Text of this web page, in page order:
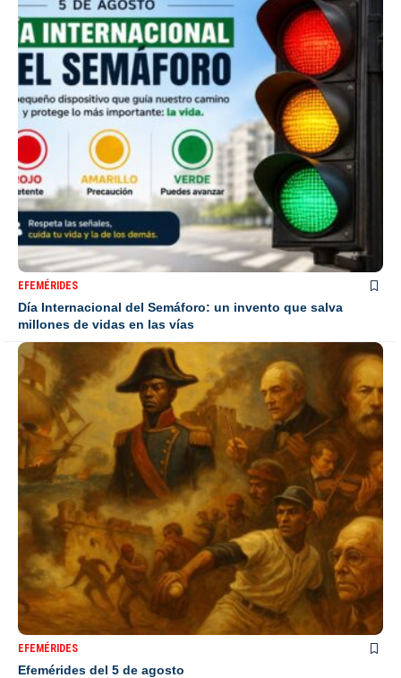
EFEMÉRIDES
Día Internacional del Semáforo: un invento que salva
millones de vidas en las vías
EFEMÉRIDES
Efemérides del 5 de agosto